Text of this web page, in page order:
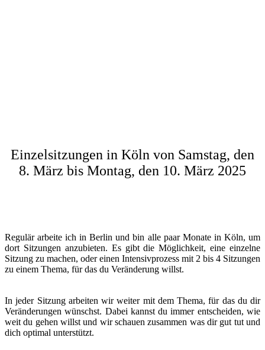
Einzelsitzungen in Köln von Samstag, den
8. März bis Montag, den 10. März 2025
Regulär arbeite ich in Berlin und bin alle paar Monate in Köln, um
dort Sitzungen anzubieten. Es gibt die Möglichkeit, eine einzelne
Sitzung zu machen, oder einen Intensivprozess mit 2 bis 4 Sitzungen
zu einem Thema, für das du Veränderung willst.
In jeder Sitzung arbeiten wir weiter mit dem Thema, für das du dir
Veränderungen wünschst. Dabei kannst du immer entscheiden, wie
weit du gehen willst und wir schauen zusammen was dir gut tut und
dich optimal unterstützt.